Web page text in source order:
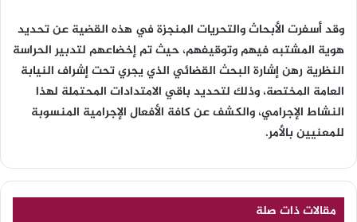
وقد أسفرت الأبحاث والتحريات المنجزة في هذه القضية عن تحديد
هوية المشتبه فيهم وتوقيفهم، حيث تم إخضاعهم لتدبير الحراسة
النظرية رهن إشارة البحث القضائي الذي يجري تحت إشراف النيابة
العامة المختصة، وذلك لتحديد باقي الامتدادات المحتملة لهذا
النشاط الإجرامي، والكشف عن كافة الأفعال الإجرامية المنسوبة
للمعنيين بالأمر.
مقالات ذات صلة